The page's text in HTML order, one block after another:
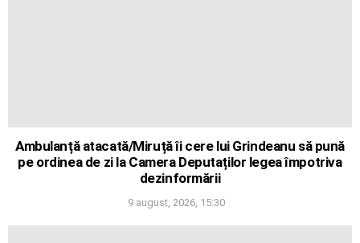
Ambulanță atacată/Miruță îi cere lui Grindeanu să pună
pe ordinea de zi la Camera Deputaților legea împotriva
dezinformării
9 august, 2026, 15:30